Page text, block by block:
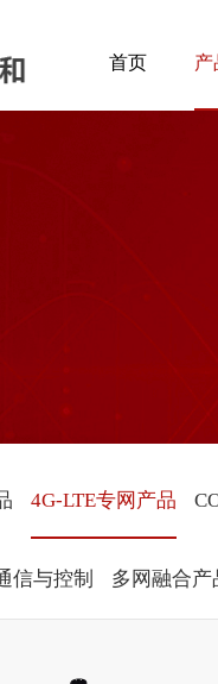
首页 产
4G-LTE专网产品
信与控制 多网融合产